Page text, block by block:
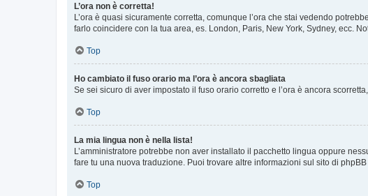
L’ora non è corretta!
L’ora è quasi sicuramente corretta, comunque l’ora che stai vedendo
farlo coincidere con la tua area, es. London, Paris, New York, Sydney, ecc.
Top
Ho cambiato il fuso orario ma l’ora è ancora sbagliata
Se sei sicuro di aver impostato il fuso orario corretto e l’ora è ancora
Top
La mia lingua non è nella lista!
L’amministratore potrebbe non aver installato il pacchetto lingua oppure
fare tu una nuova traduzione. Puoi trovare altre informazioni sul sito di
Top